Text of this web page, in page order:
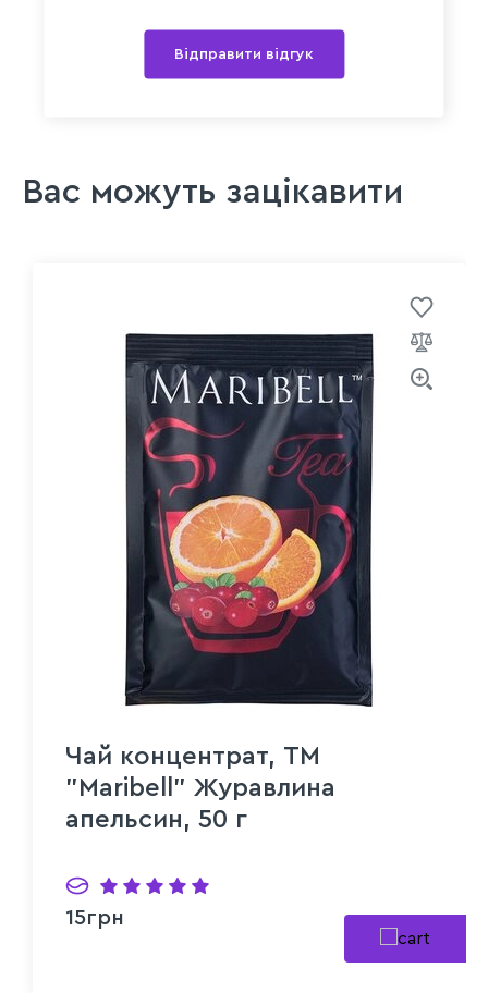
Відправити відгук
Вас можуть зацікавити
Чай концентрат, ТМ
"Maribell" Журавлина
апельсин, 50 г
15грн